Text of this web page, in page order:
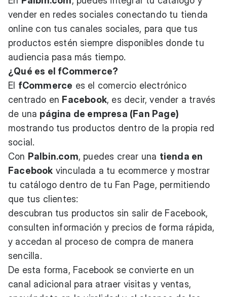
vender en redes sociales conectando tu tienda
online con tus canales sociales, para que tus
productos estén siempre disponibles donde tu
audiencia pasa más tiempo.
¿Qué es el fCommerce?
El fCommerce es el comercio electrónico
centrado en Facebook, es decir, vender a través
de una página de empresa (Fan Page)
mostrando tus productos dentro de la propia red
social.
Con Palbin.com, puedes crear una tienda en
Facebook vinculada a tu ecommerce y mostrar
tu catálogo dentro de tu Fan Page, permitiendo
que tus clientes:
descubran tus productos sin salir de Facebook,
consulten información y precios de forma rápida,
y accedan al proceso de compra de manera
sencilla.
De esta forma, Facebook se convierte en un
canal adicional para atraer visitas y ventas,